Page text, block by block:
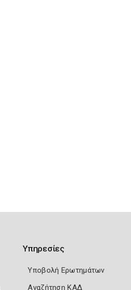
Υπηρεσίες
Υποβολή Ερωτημάτων
Αναζήτηση ΚΑΔ